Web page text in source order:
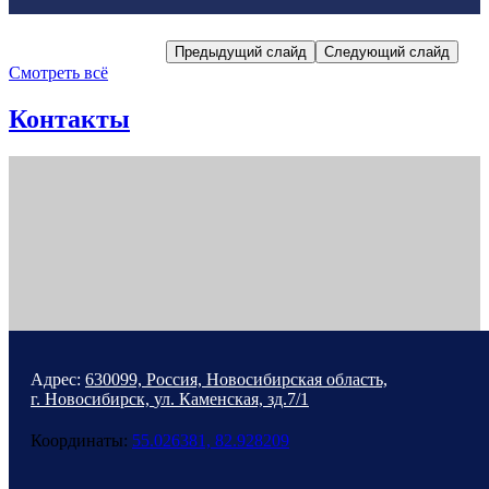
уютные кафе и культурные пространства.
Предыдущий слайд Следующий слайд
Смотреть всё
Контакты
Адрес: 630099, Россия, Новосибирская область,
г. Новосибирск, ул. Каменская, зд.7/1
Координаты: 55.026381, 82.928209